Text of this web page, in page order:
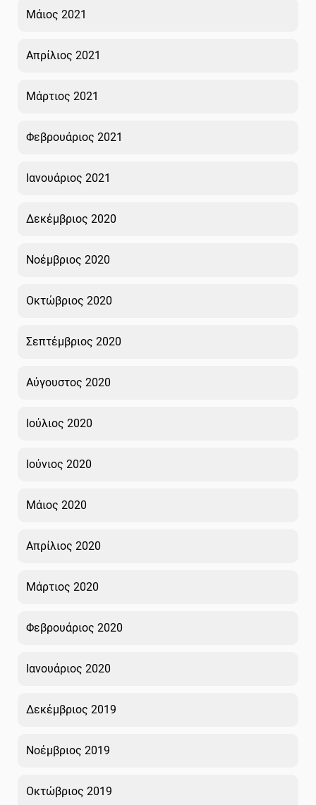
Μάιος 2021
Απρίλιος 2021
Μάρτιος 2021
Φεβρουάριος 2021
Ιανουάριος 2021
Δεκέμβριος 2020
Νοέμβριος 2020
Οκτώβριος 2020
Σεπτέμβριος 2020
Αύγουστος 2020
Ιούλιος 2020
Ιούνιος 2020
Μάιος 2020
Απρίλιος 2020
Μάρτιος 2020
Φεβρουάριος 2020
Ιανουάριος 2020
Δεκέμβριος 2019
Νοέμβριος 2019
Οκτώβριος 2019